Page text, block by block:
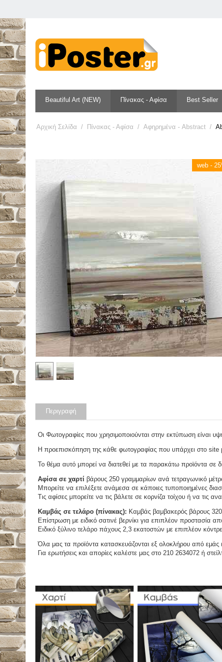
Beautiful Art (NEW) Πίνακας - Αφίσα Best Seller
Αρχική Σελίδα / Πίνακας - Αφίσα / Αφηρημένα - Abstract /
web -
Περιγραφή
Οι Φωτογραφίες που χρησιμοποιούνται στην εκτύπωση είναι
Η προεπισκόπηση της κάθε φωτογραφίας που υπάρχει στο site
Το θέμα αυτό μπορεί να διατεθεί με τα παρακάτω προϊόντα σε
Αφίσα σε χαρτί βάρους 250 γραμμαρίων ανά τετραγωνικό
Μπορείτε να επιλέξετε ανάμεσα σε κάποιες τυποποιημένες
Τις αφίσες μπορείτε να τις βάλετε σε κορνίζα τοίχου ή να τις
Καμβάς σε τελάρο (πίνακας): Καμβάς βαμβακερός βάρους
Επίστρωση με ειδικό σατινέ βερνίκι για επιπλέον προστασία
Ειδικό ξύλινο τελάρο πάχους 2,3 εκατοστών με επιπλέον
Όλα μας τα προϊόντα κατασκευάζονται εξ ολοκλήρου από εμάς
Για ερωτήσεις και απορίες καλέστε μας στο 210 2634072 ή